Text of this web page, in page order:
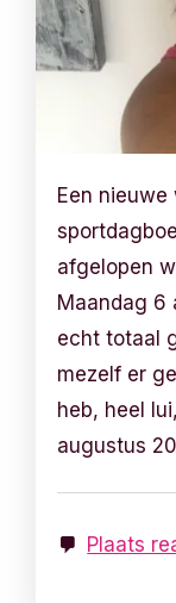
Een
afgelopen
Maandag 6
echt totaal
mezelf er
heb, heel
augustus
Plaats